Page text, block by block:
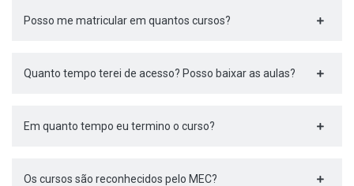
Posso me matricular em quantos cursos?
Quanto tempo terei de acesso? Posso baixar as aulas?
Em quanto tempo eu termino o curso?
Os cursos são reconhecidos pelo MEC?